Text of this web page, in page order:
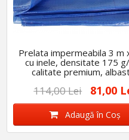
Prelata impermeabila 3 m
cu inele, densitate 175
calitate premium,
114,00 Lei 81,00
Adaugă în Coş